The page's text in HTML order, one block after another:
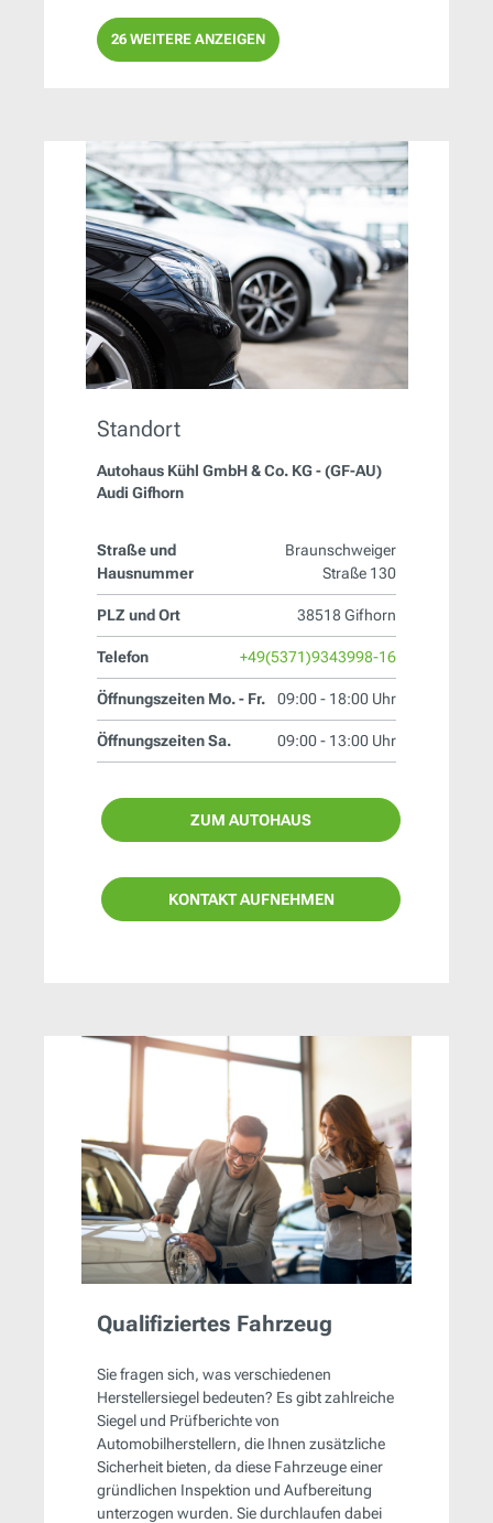
26 WEITERE ANZEIGEN
Standort
Autohaus Kühl GmbH & Co. KG - (GF-AU)
Audi Gifhorn
Straße und
Hausnummer
Braunschweiger
Straße 130
PLZ und Ort 38518 Gifhorn
Telefon +49(5371)9343998-16
Öffnungszeiten Mo. - Fr. 09:00 - 18:00 Uhr
Öffnungszeiten Sa. 09:00 - 13:00 Uhr
ZUM AUTOHAUS
KONTAKT AUFNEHMEN
Qualifiziertes Fahrzeug
Sie fragen sich, was verschiedenen
Herstellersiegel bedeuten? Es gibt zahlreiche
Siegel und Prüfberichte von
Automobilherstellern, die Ihnen zusätzliche
Sicherheit bieten, da diese Fahrzeuge einer
gründlichen Inspektion und Aufbereitung
unterzogen wurden. Sie durchlaufen dabei